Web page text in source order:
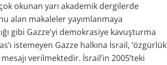
okunan yarı akademik dergilerde
alan makaleler yayımlanmaya
gibi Gazze’yi demokrasiye kavuşturma
istemeyen Gazze halkına İsrail, ‘özgürlük
verilmektedir. İsrail’in 2005’teki